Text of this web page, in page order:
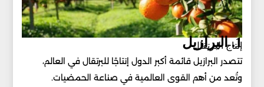
إنتاج البرتقال
1. البرازيل
تتصدر البرازيل قائمة أكبر الدول إنتاجًا للبرتقال في العالم،
وتُعد من أهم القوى العالمية في صناعة الحمضيات.